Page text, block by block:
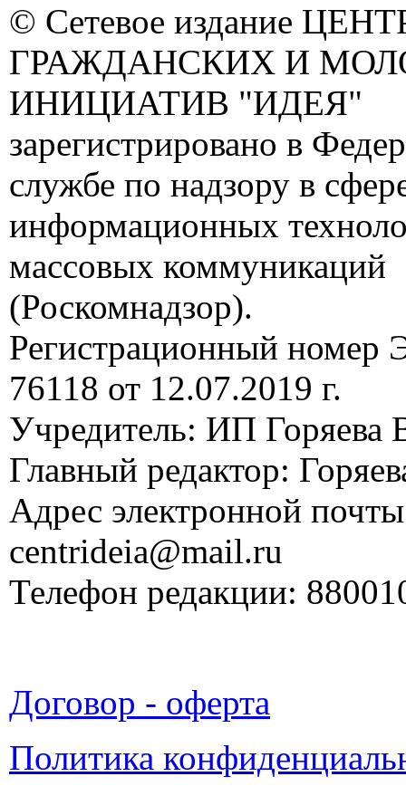
© Сетевое издание
ГРАЖДАНСКИХ И
ИНИЦИАТИВ "ИДЕЯ"
зарегистрировано в
службе по надзору в
информационных
массовых коммуникаций
(Роскомнадзор).
Регистрационный
76118 от 12.07.2019 г.
Учредитель: ИП Горяева
Главный редактор:
Адрес электронной
centrideia@mail.ru
Телефон редакции:
Договор - оферта
Политика